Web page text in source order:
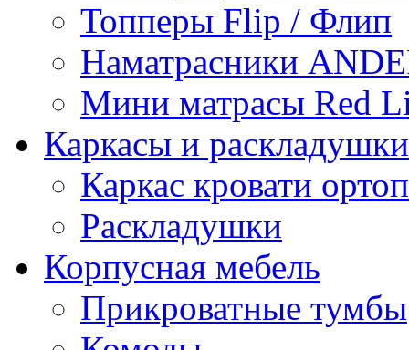
Топперы Flip / Флип
Наматрасники
Мини матрасы Red
Каркасы и раскладушки
Каркас кровати
Раскладушки
Корпусная мебель
Прикроватные тумбы